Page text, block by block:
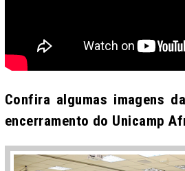
Confira algumas imagens
encerramento do Unicamp